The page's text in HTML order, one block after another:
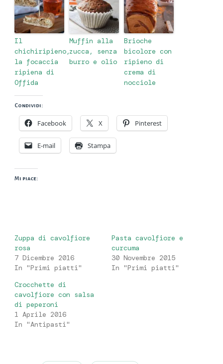
Il
chichiripieno,
la focaccia
ripiena di
Offida
Muffin alla
zucca, senza
burro e olio
Brioche
bicolore con
ripieno di
crema di
nocciole
Condividi:
Facebook X Pinterest
E-mail Stampa
Mi piace:
Zuppa di cavolfiore
rosa
7 Dicembre 2016
In "Primi piatti"
Pasta cavolfiore e
curcuma
30 Novembre 2015
In "Primi piatti"
Crocchette di
cavolfiore con salsa
di peperoni
1 Aprile 2016
In "Antipasti"